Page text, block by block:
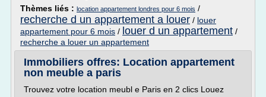
Thèmes liés : location appartement londres pour 6 mois /
recherche d un appartement a louer / louer
appartement pour 6 mois / louer d un appartement /
recherche a louer un appartement
Immobiliers offres: Location appartement
non meuble a paris
Trouvez votre location meubl e Paris en 2 clics Louez